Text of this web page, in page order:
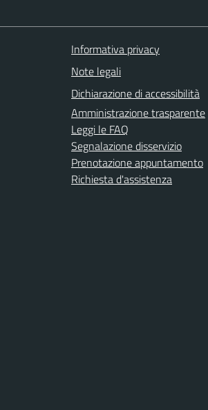
Informativa privacy
Note legali
Dichiarazione di accessibilità
Amministrazione trasparente
Leggi le FAQ
Segnalazione disservizio
Prenotazione appuntamento
Richiesta d'assistenza